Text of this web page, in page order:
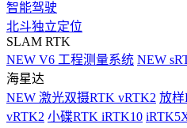
智能驾驶
北斗独立定位
SLAM RTK
NEW V6 工程测量系统 NEW
海星达
NEW 激光双摄RTK vRTK2 放样
vRTK2 小碟RTK iRTK10